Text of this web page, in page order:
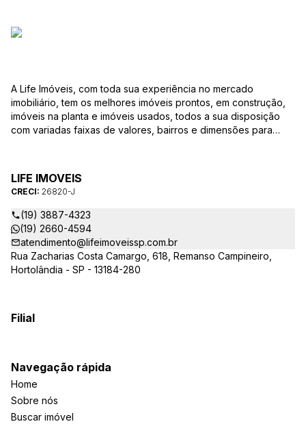
A Life Imóveis, com toda sua experiência no mercado
imobiliário, tem os melhores imóveis prontos, em construção,
imóveis na planta e imóveis usados, todos a sua disposição
com variadas faixas de valores, bairros e dimensões para
as suas dúvidas sobre casas, apartamentos, terrenos, salas
comerciais e outros produtos imobiliários.
LIFE IMOVEIS
CRECI: 26820-J
(19) 3887-4323
(19) 2660-4594
atendimento@lifeimoveissp.com.br
Rua Zacharias Costa Camargo, 618, Remanso Campineiro,
Hortolândia - SP - 13184-280
Filial
Navegação rápida
Home
Sobre nós
Buscar imóvel